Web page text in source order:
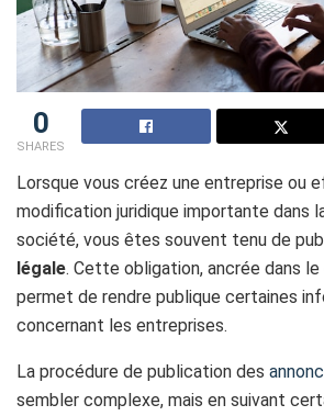
0
SHARES
Lorsque vous créez une entreprise ou
modification juridique importante dans
société, vous êtes souvent tenu de
légale. Cette obligation, ancrée dans
permet de rendre publique certaines
concernant les entreprises.
La procédure de publication des
sembler complexe, mais en suivant